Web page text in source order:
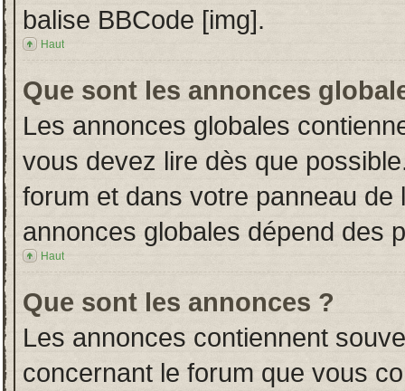
balise BBCode [img].
Haut
Que sont les annonces
Les annonces globales
vous devez lire dès que
forum et dans votre panneau de
annonces globales dépend des
Haut
Que sont les annonces ?
Les annonces contiennent
concernant le forum que vous